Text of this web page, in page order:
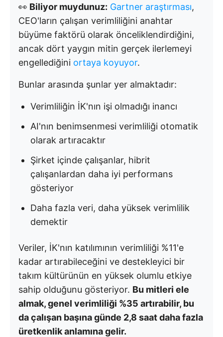
👀 Biliyor muydunuz: Gartner araştırması,
CEO'ların çalışan verimliliğini anahtar
büyüme faktörü olarak önceliklendirdiğini,
ancak dört yaygın mitin gerçek ilerlemeyi
engellediğini ortaya koyuyor.
Bunlar arasında şunlar yer almaktadır:
Verimliliğin İK'nın işi olmadığı inancı
AI'nın benimsenmesi verimliliği otomatik
olarak artıracaktır
Şirket içinde çalışanlar, hibrit
çalışanlardan daha iyi performans
gösteriyor
Daha fazla veri, daha yüksek verimlilik
demektir
Veriler, İK'nın katılımının verimliliği %11'e
kadar artırabileceğini ve destekleyici bir
takım kültürünün en yüksek olumlu etkiye
sahip olduğunu gösteriyor. Bu mitleri ele
almak, genel verimliliği %35 artırabilir, bu
da çalışan başına günde 2,8 saat daha fazla
üretkenlik anlamına gelir.